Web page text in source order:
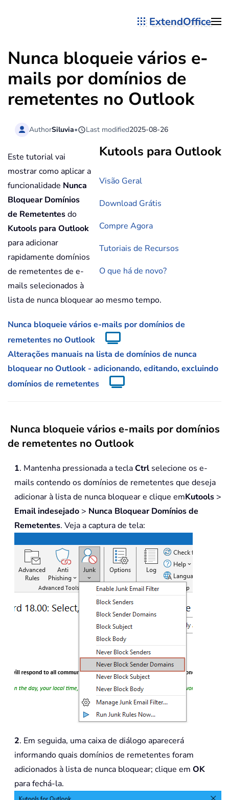
ExtendOffice
Nunca bloqueie vários e-
mails por domínios de
remetentes no Outlook
AuthorSiluvia• Last modified2025-08-26
Kutools para Outlook
Visão Geral
Download Grátis
Compre Agora
Tutoriais de Recursos
O que há de novo?
Este tutorial vai
mostrar como aplicar a
funcionalidade Nunca
Bloquear Domínios
de Remetentesdo
Kutools para Outlook
para adicionar
rapidamente domínios
de remetentes de e-
mails selecionados à
lista de nunca bloquear ao mesmo tempo.
Nunca bloqueie vários e-mails por domínios de
remetentes no Outlook
Alterações manuais na lista de domínios de nunca
bloquear no Outlook - adicionando, editando, excluindo
domínios de remetentes
Nunca bloqueie vários e-mails por domínios
de remetentes no Outlook
1. Mantenha pressionada a teclaCtrl selecione os e-
mails contendo os domínios de remetentes que deseja
adicionar à lista de nunca bloquear e clique emKutools >
Email indesejado > Nunca Bloquear Domínios de
Remetentes. Veja a captura de tela:
2. Em seguida, uma caixa de diálogo aparecerá
informando quais domínios de remetentes foram
adicionados à lista de nunca bloquear; clique em OK
para fechá-la.